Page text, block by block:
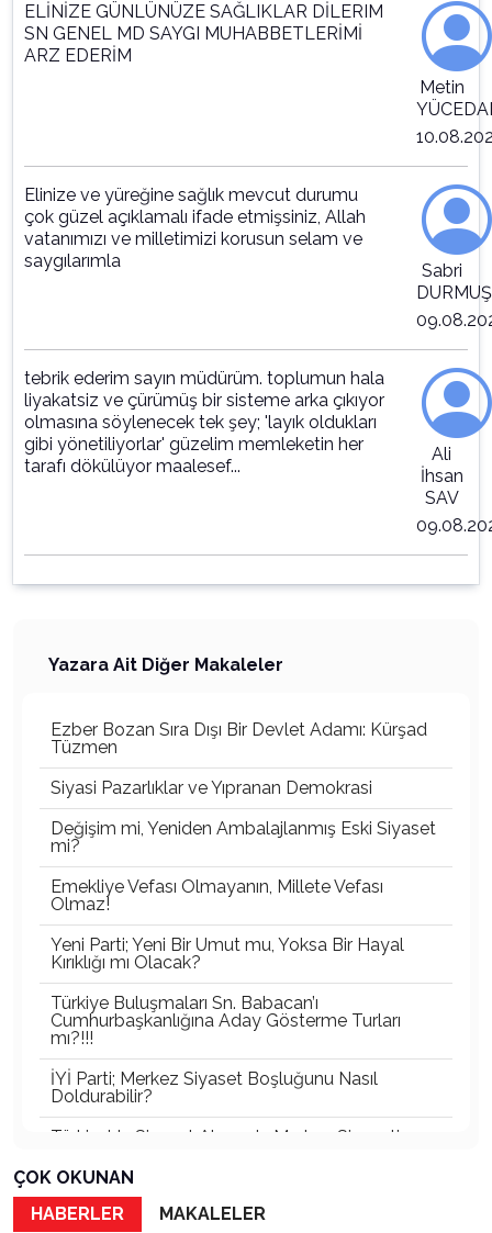
ELİNİZE GÜNLÜNÜZE SAĞLIKLAR DİLERIM
SN GENEL MD SAYGI MUHABBETLERİMİ
ARZ EDERİM
Metin
Elinize ve yüreğine sağlık mevcut durumu
çok güzel açıklamalı ifade etmişsiniz, Allah
vatanımızı ve milletimizi korusun selam ve
saygılarımla
Sabri
tebrik ederim sayın müdürüm. toplumun hala
liyakatsiz ve çürümüş bir sisteme arka çıkıyor
olmasına söylenecek tek şey; 'layık oldukları
gibi yönetiliyorlar' güzelim memleketin her
tarafı dökülüyor maalesef...
Ali
İhsan
SAV
Yazara Ait Diğer Makaleler
Ezber Bozan Sıra Dışı Bir Devlet Adamı: Kürşad
Tüzmen
Siyasi Pazarlıklar ve Yıpranan Demokrasi
Değişim mi, Yeniden Ambalajlanmış Eski Siyaset
mi?
Emekliye Vefası Olmayanın, Millete Vefası
Olmaz!
Yeni Parti; Yeni Bir Umut mu, Yoksa Bir Hayal
Kırıklığı mı Olacak?
Türkiye Buluşmaları Sn. Babacan’ı
Cumhurbaşkanlığına Aday Gösterme Turları
mı?!!!
İYİ Parti; Merkez Siyaset Boşluğunu Nasıl
Doldurabilir?
Türkiye’de Siyaset Alanında Merkez Siyaseti
Türkiye’nin En Büyük Partisi Belli Oldu!
ÇOK OKUNAN
HABERLER
MAKALELER